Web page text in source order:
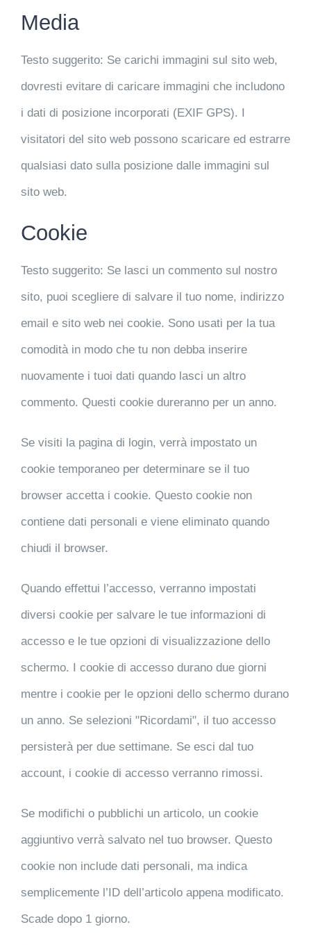
Media
Testo suggerito: Se carichi immagini sul sito web,
dovresti evitare di caricare immagini che includono
i dati di posizione incorporati (EXIF GPS). I
visitatori del sito web possono scaricare ed estrarre
qualsiasi dato sulla posizione dalle immagini sul
sito web.
Cookie
Testo suggerito: Se lasci un commento sul nostro
sito, puoi scegliere di salvare il tuo nome, indirizzo
email e sito web nei cookie. Sono usati per la tua
comodità in modo che tu non debba inserire
nuovamente i tuoi dati quando lasci un altro
commento. Questi cookie dureranno per un anno.
Se visiti la pagina di login, verrà impostato un
cookie temporaneo per determinare se il tuo
browser accetta i cookie. Questo cookie non
contiene dati personali e viene eliminato quando
chiudi il browser.
Quando effettui l’accesso, verranno impostati
diversi cookie per salvare le tue informazioni di
accesso e le tue opzioni di visualizzazione dello
schermo. I cookie di accesso durano due giorni
mentre i cookie per le opzioni dello schermo durano
un anno. Se selezioni "Ricordami", il tuo accesso
persisterà per due settimane. Se esci dal tuo
account, i cookie di accesso verranno rimossi.
Se modifichi o pubblichi un articolo, un cookie
aggiuntivo verrà salvato nel tuo browser. Questo
cookie non include dati personali, ma indica
semplicemente l’ID dell’articolo appena modificato.
Scade dopo 1 giorno.